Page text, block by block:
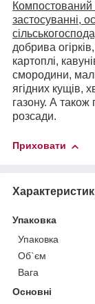
Компостований
застосуванні,
добрива
картоплі,
смородини,
ягідних кущів,
газону. А також
розсади.
Приховати
Упаковка
Упаковка
Об`єм
Вага
Основні